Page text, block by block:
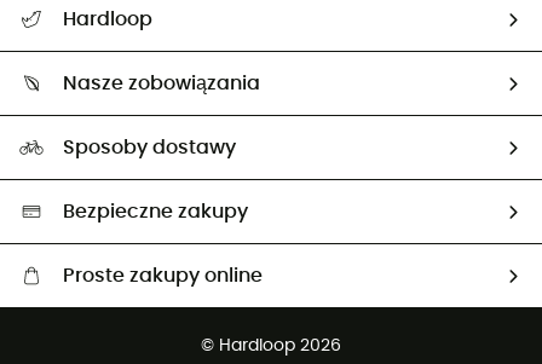
Zwrot artykułów i zwrot środków
Hardloop
Ambasadorzy
Nasze zobowiązania
Wybrane produkty eko
Sposoby dostawy
Bezpieczne zakupy
Proste zakupy online
© Hardloop 2026